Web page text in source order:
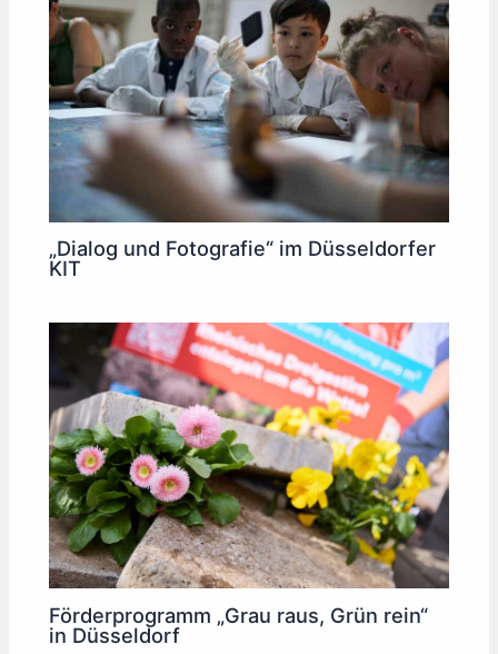
„Dialog und Fotografie“ im Düsseldorfer
KIT
Förderprogramm „Grau raus, Grün rein“
in Düsseldorf